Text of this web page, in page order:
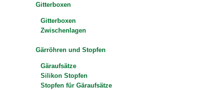
Gitterboxen
Gitterboxen
Zwischenlagen
Gärröhren und Stopfen
Gäraufsätze
Silikon Stopfen
Stopfen für Gäraufsätze